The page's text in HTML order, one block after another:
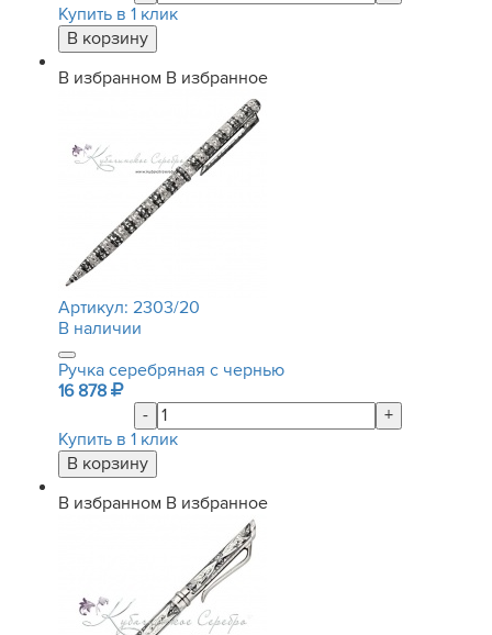
Купить в 1 клик
В избранном В избранное
Артикул: 2303/20
В наличии
Ручка серебряная с чернью
16 878
-
+
Купить в 1 клик
В избранном В избранное